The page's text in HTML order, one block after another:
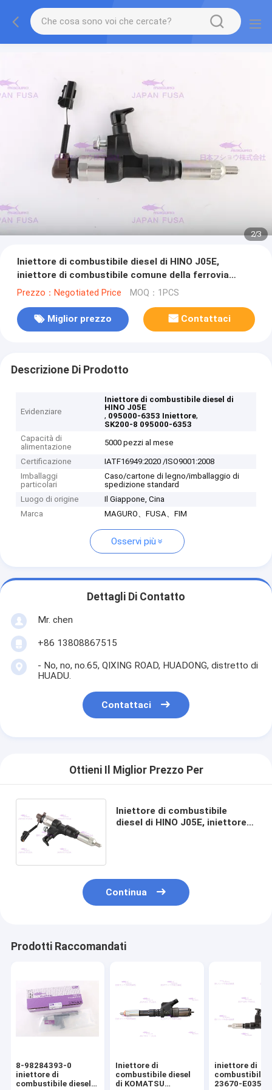
2/3
Iniettore di combustibile diesel di HINO J05E,
iniettore di combustibile comune della ferrovia
095000-6353 per SK200-8
Prezzo：Negotiated Price MOQ：1PCS
Miglior prezzo Contattaci
Descrizione Di Prodotto
Evidenziare
Iniettore di combustibile diesel di
HINO J05E
, 095000-6353 Iniettore,
SK200-8 095000-6353
Capacità di
alimentazione
5000 pezzi al mese
Certificazione
IATF16949:2020 /ISO9001:2008
Imballaggi
particolari
Caso/cartone di legno/imballaggio di
spedizione standard
Luogo di origine
Il Giappone, Cina
Marca
MAGURO、FUSA、FIM
Osservi più
Dettagli Di Contatto
Mr. chen
+86 13808867515
- No, no, no.65, QIXING ROAD, HUADONG, distretto di
HUADU.
Contattaci
Ottieni Il Miglior Prezzo Per
Iniettore di combustibile
diesel di HINO J05E, iniettore
Continua
Prodotti Raccomandati
8-98284393-0
iniettore di
combustibile diesel
Iniettore di
combustibile diesel
di KOMATSU
iniettore di
combustibile
23670-E0351